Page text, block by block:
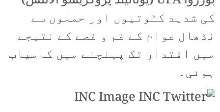
کی شدید کٹوتیوں اور حملوں سے
نڈھال عوام کے غم و غصے کے نتیجے
میں اقتدار تک پہنچنے میں کامیاب
ہوئی۔